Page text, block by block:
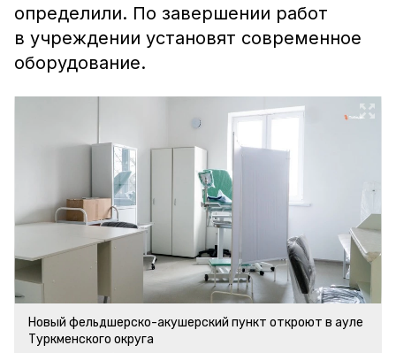
определили. По завершении работ
в учреждении установят современное
оборудование.
Новый фельдшерско-акушерский пункт откроют в ауле
Туркменского округа